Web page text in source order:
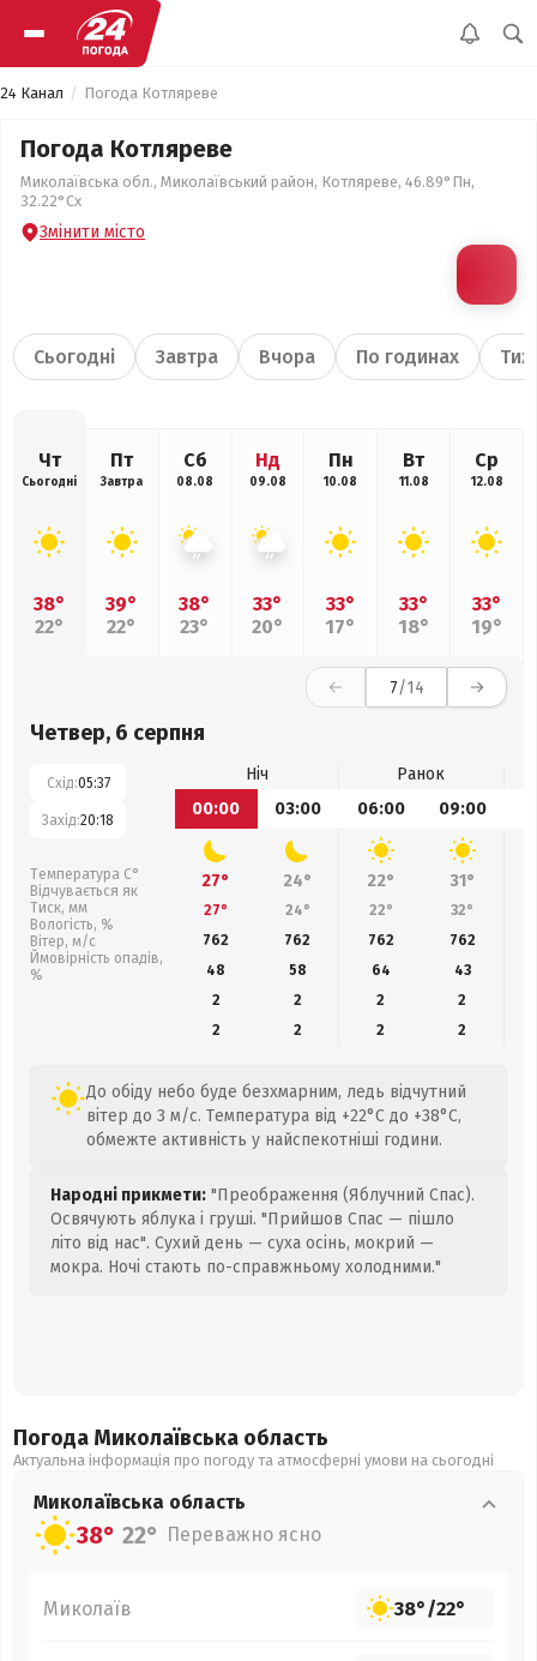
24 Канал Погода Котляреве
Погода Котляреве
Миколаївська обл., Миколаївський район, Котляреве, 46.89°Пн,
32.22°Сх
Змінити місто
Сьогодні Завтра Вчора По годинах
Чт
Сьогодні
38°
22°
Пт
Завтра
39°
22°
Сб
08.08
38°
23°
Нд
09.08
33°
20°
Пн
10.08
33°
17°
Вт
11.08
33°
18°
Ср
12.08
33°
19°
7/14
Четвер, 6 серпня
Схід:05:37
Захід:20:18
Температура С°
Відчувається як
Тиск, мм
Вологість, %
Вітер, м/с
Ймовірність опадів,
%
Ніч
Ранок
00:00
03:00 06:00 09:00
27° 24° 22° 31°
27° 24° 22° 32°
762
762 762 762
48
58 64
43
2
2 2
2
2
2 2 2
До обіду небо буде безхмарним, ледь відчутний
вітер до 3 м/с. Температура від +22°C до +38°C,
обмежте активність у найспекотніші години.
Народні прикмети: "Преображення (Яблучний Спас).
Освячують яблука і груші. "Прийшов Спас — пішло
літо від нас". Сухий день — суха осінь, мокрий —
мокра. Ночі стають по-справжньому холодними."
Погода Миколаївська область
Актуальна інформація про погоду та атмосферні умови на сьогодні
Миколаївська область
38° 22° Переважно ясно
Миколаїв 38°/22°